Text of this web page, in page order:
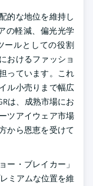
的な地位を維持し
の軽減、偏光光学
ールとしての役割
おけるファッショ
っています。これ
ル小売りまで幅広
は、成熟市場にお
ツアイウェア市場
から恩恵を受けて
ー・ブレイカー」
ミアムな位置を維